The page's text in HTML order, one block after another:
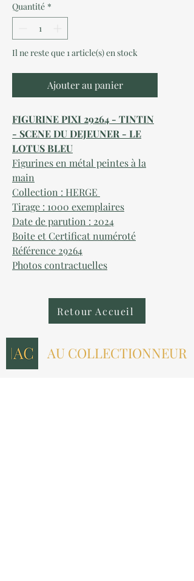
Quantité *
Il ne reste que 1 article(s) en stock
Ajouter au panier
FIGURINEPIXI 29264 - TINTIN
- SCENE DU DEJEUNER - LE
LOTUS BLEU
Figurines en métal peintes à la
main
Collection : HERGE
Tirage : 1000 exemplaires
Date de parution : 2024
Boite et Certificat numéroté
Référence 29264
Photos contractuelles
Retour Accueil
AU COLLECTIONNEUR